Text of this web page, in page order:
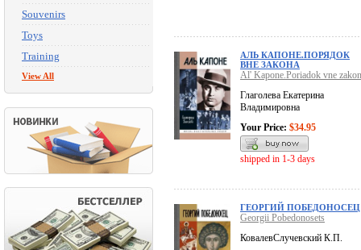
Souvenirs
Toys
Training
View All
АЛЬ КАПОНЕ.ПОРЯДОК
ВНЕ ЗАКОНА
Al' Kapone.Poriadok vne
Глаголева Екатерина
Владимировна
Your Price: $34.95
shipped in 1-3 days
ГЕОРГИЙ ПОБЕДОНОСЕЦ
Georgii Pobedonosets
КовалевСлучевский К.П.